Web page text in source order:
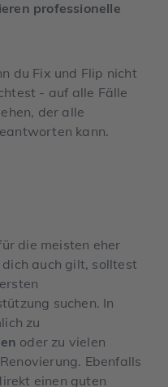
professionelle
du Fix und Flip nicht
- auf alle Fälle
der alle
kann.
die meisten eher
auch gilt, solltest
suchen. In
zu
oder zu vielen
Ebenfalls
einen guten